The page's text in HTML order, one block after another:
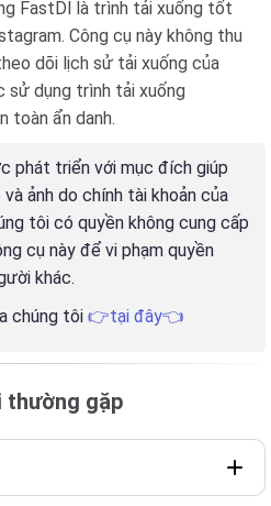
FastDl là trình tải xuống tốt
Công cụ này không thu
dõi lịch sử tải xuống của
sử dụng trình tải xuống
toàn ẩn danh.
phát triển với mục đích giúp
ảnh do chính tài khoản của
tôi có quyền không cung cấp
cụ này để vi phạm quyền
khác.
chúng tôi 👉tại đây👈
thường gặp